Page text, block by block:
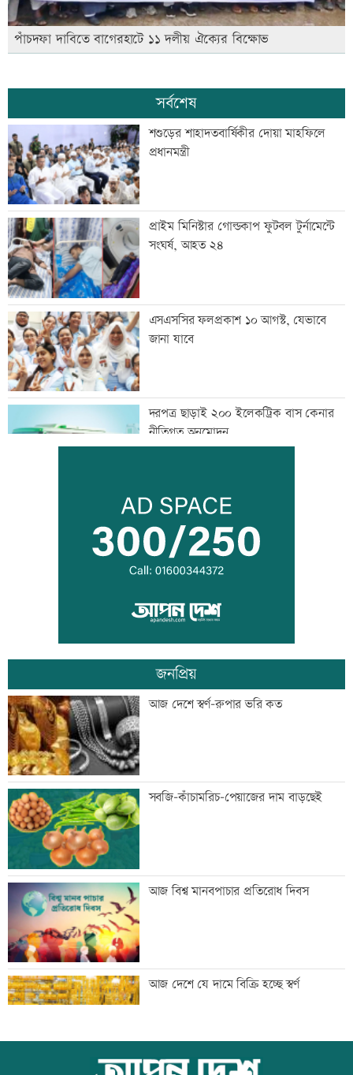
পাঁচদফা দাবিতে বাগেরহাটে ১১ দলীয় ঐক্যের বিক্ষোভ
সর্বশেষ
শশুড়ের শাহাদতবার্ষিকীর দোয়া মাহফিলে
প্রধানমন্ত্রী
প্রাইম মিনিস্টার গোল্ডকাপ ফুটবল টুর্নামেন্টে
সংঘর্ষ, আহত ২৪
এসএসসির ফলপ্রকাশ ১০ আগস্ট, যেভাবে
জানা যাবে
দরপত্র ছাড়াই ২০০ ইলেকট্রিক বাস কেনার
নীতিগত অনুমোদন
তনু হত্যার আসামি সাবেক সেনাসদস্য
হাফিজুরকে আত্মসমর্পণের নির্দেশ
দুদকের মামলায় ঢাকা ব্যাংকের ৪ কর্মকর্তার
কারাদণ্ড
জিয়াউর রহমান দেশে প্রথম সবুজ বিপ্লবের
ডাক দিয়েছিলেন: পরিবেশমন্ত্রী
প্রথম শ্রেণিতে ভর্তি লটারিতে
মেঘনার ভাঙনরোধে জিও ব্যাগ প্রকল্পে
অনিয়ম, এলাকাবাসীর মানববন্ধন
বাংলাদেশি পাঁচ হাজার কৃষি শ্রমিক নেবে
ওমান
স্বর্ণ খাতকে আনুষ্ঠানিক কাঠামোয় আনছে
জনপ্রিয়
আজ দেশে স্বর্ণ-রুপার ভরি কত
সবজি-কাঁচামরিচ-পেয়াজের দাম বাড়ছেই
আজ বিশ্ব মানবপাচার প্রতিরোধ দিবস
আজ দেশে যে দামে বিক্রি হচ্ছে স্বর্ণ